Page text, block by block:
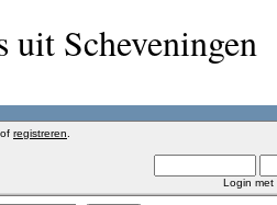
uit Scheveningen
of registreren
Login met